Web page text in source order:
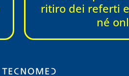
Terapie fisiche:
massoterapia
ritiro dei referti
né